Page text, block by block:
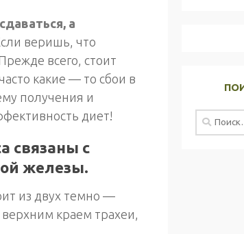
а
веришь, что
всего, стоит
какие — то сбои в
получения и
диет!
связаны с
железы.
из двух темно —
краем трахеи,
Найти: